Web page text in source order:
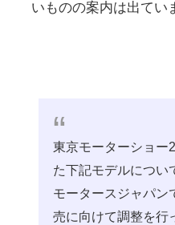
いものの案内は出てい
東京モーターショー
た下記モデルについ
モータースジャパン
売に向けて調整を行